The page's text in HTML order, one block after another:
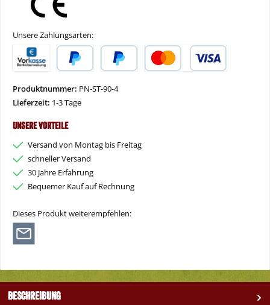
Unsere Zahlungsarten:
Produktnummer: PN-ST-90-4
Lieferzeit: 1-3 Tage
Unsere Vorteile
Versand von Montag bis Freitag
schneller Versand
30 Jahre Erfahrung
Bequemer Kauf auf Rechnung
Dieses Produkt weiterempfehlen:
Beschreibung